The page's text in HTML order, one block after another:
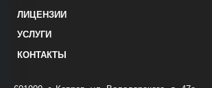
ЛИЦЕНЗИИ
УСЛУГИ
КОНТАКТЫ